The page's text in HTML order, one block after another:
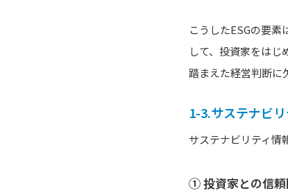
こうしたESGの要
して、投資家をは
踏まえた経営判断に
1-3.サステナビ
サステナビリティ情
① 投資家との信